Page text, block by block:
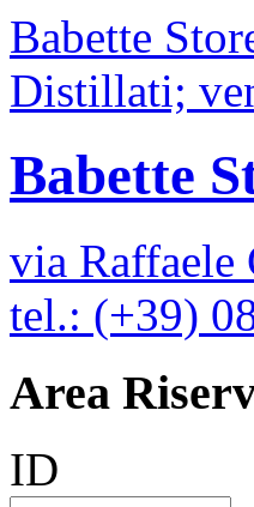
Babette
Distillati;
Babette
via Raffaele
tel.: (+39)
Area
ID